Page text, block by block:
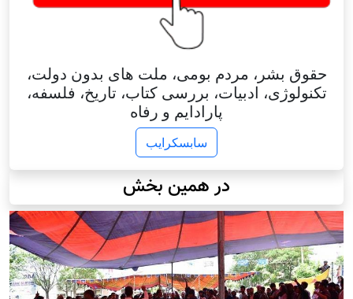
حقوق بشر، مردم بومی، ملت های بدون دولت،
تکنولوژی، ادبیات، بررسی کتاب، تاریخ، فلسفه،
پارادایم و رفاه
سابسکرایب
در همین بخش